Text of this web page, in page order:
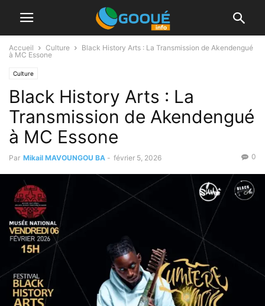
Accueil Culture
Black History Arts : La Transmission de Akendengué
à MC Essone
Culture
Black History Arts : La
Transmission de Akendengué
à MC Essone
Par Mikail MAVOUNGOU BA - février 5, 2026 0